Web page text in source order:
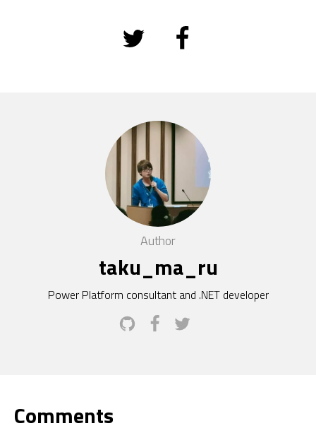
Author
taku_ma_ru
Power Platform consultant and .NET developer
Comments